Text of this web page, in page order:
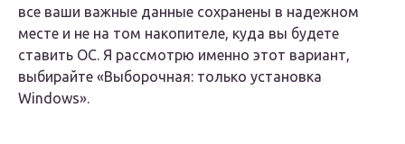
все ваши важные данные сохранены в надежном
месте и не на том накопителе, куда вы будете
ставить ОС. Я рассмотрю именно этот вариант,
выбирайте «Выборочная: только установка
Windows».